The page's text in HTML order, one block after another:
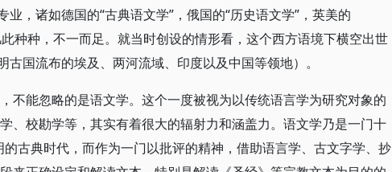
业，诸如德国的“古典语文学”，俄国的“历史语文学”，英美的
种种，不一而足。就当时创设的情形看，这个西方语境下横空出世
古国流布的埃及、两河流域、印度以及中国等领地）。
不能忽略的是语文学。这个一度被视为以传统语言学为研究对象的
、校勘学等，其实有着很大的辐射力和涵盖力。语文学乃是一门十
古典时代，而作为一门以批评的精神，借助语言学、古文字学、抄